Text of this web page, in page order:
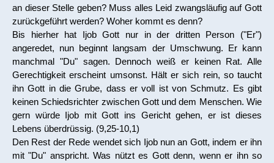
an dieser Stelle geben? Muss alles Leid zwangsläufig auf Gott
zurückgeführt werden? Woher kommt es denn?
Bis hierher hat Ijob Gott nur in der dritten Person ("Er")
angeredet, nun beginnt langsam der Umschwung. Er kann
manchmal "Du" sagen. Dennoch weiß er keinen Rat. Alle
Gerechtigkeit erscheint umsonst. Hält er sich rein, so taucht
ihn Gott in die Grube, dass er voll ist von Schmutz. Es gibt
keinen Schiedsrichter zwischen Gott und dem Menschen. Wie
gern würde Ijob mit Gott ins Gericht gehen, er ist dieses
Lebens überdrüssig. (9,25-10,1)
Den Rest der Rede wendet sich Ijob nun an Gott, indem er ihn
mit "Du" anspricht. Was nützt es Gott denn, wenn er ihn so